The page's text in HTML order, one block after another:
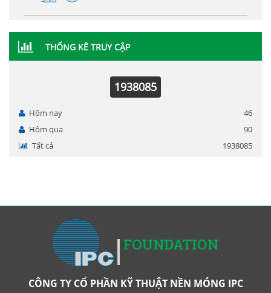
THỐNG KÊ TRUY CẬP
1938085
Hôm nay
46
Hôm qua
90
Tất cả
1938085
CÔNG TY CỔ PHẦN KỸ THUẬT NỀN MÓNG IPC